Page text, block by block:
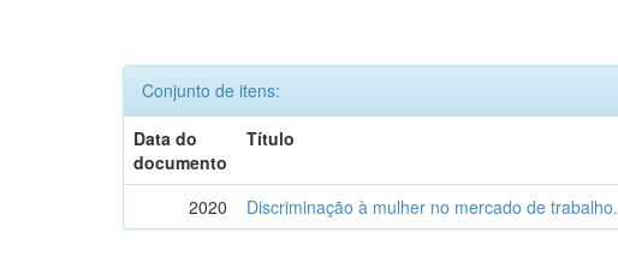
Conjunto de itens:
Data do
documento
Título
2020 Discriminação à mulher no mercado de trabalho.